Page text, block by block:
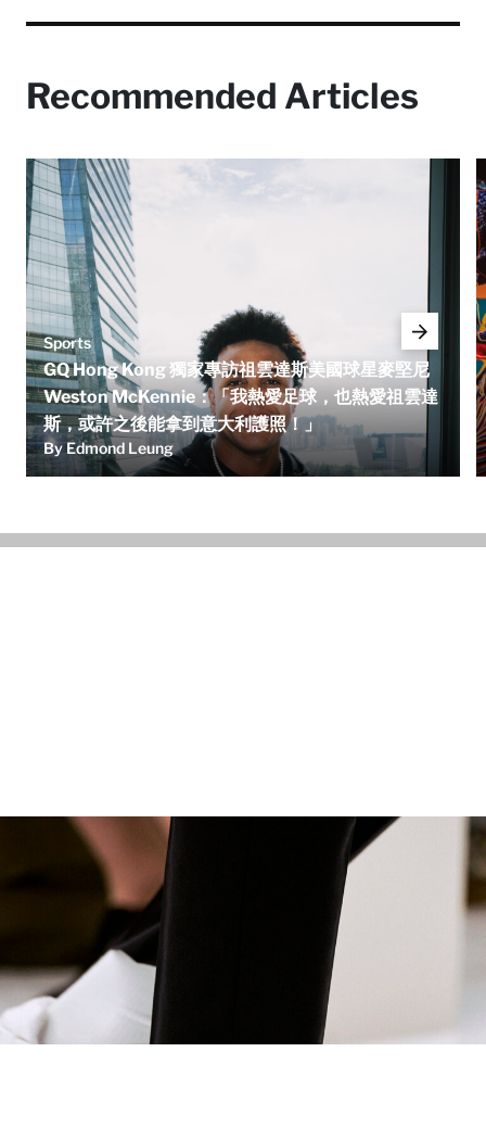
Recommended Articles
Sports
GQ Hong Kong 獨家專訪祖雲達斯美國球星麥堅尼
Weston McKennie：「我熱愛足球，也熱愛祖雲達
斯，或許之後能拿到意大利護照！」
By Edmond Leung